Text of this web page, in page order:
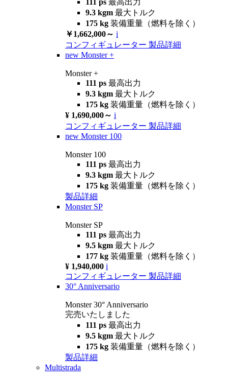
111 ps 最高出力
9.3 kgm 最大トルク
175 kg 装備重量（燃料を除く）
￥1,662,000～ i
コンフィギュレーター 製品詳細
new Monster +
Monster +
111 ps 最高出力
9.3 kgm 最大トルク
175 kg 装備重量（燃料を除く）
¥ 1,690,000～ i
コンフィギュレーター 製品詳細
new Monster 100
Monster 100
111 ps 最高出力
9.3 kgm 最大トルク
175 kg 装備重量（燃料を除く）
製品詳細
Monster SP
Monster SP
111 ps 最高出力
9.5 kgm 最大トルク
177 kg 装備重量（燃料を除く）
¥ 1,940,000 i
コンフィギュレーター 製品詳細
30° Anniversario
Monster 30° Anniversario
完売いたしました
111 ps 最高出力
9.5 kgm 最大トルク
175 kg 装備重量（燃料を除く）
製品詳細
Multistrada